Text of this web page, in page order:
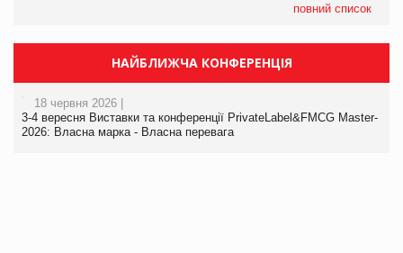
повний список
НАЙБЛИЖЧА КОНФЕРЕНЦІЯ
18 червня 2026 |
3-4 вересня Виставки та конференції PrivateLabel&FMCG Master-
2026: Власна марка - Власна перевага